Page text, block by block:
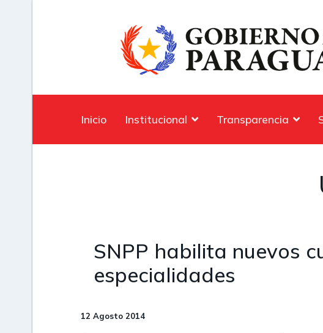
Inicio Institucional Transparencia
SNPP habilita nuevos
especialidades
12 Agosto 2014